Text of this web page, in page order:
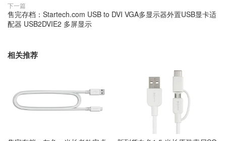
下一篇
售完存档：Startech.com USB to DVI VGA多显示器外置USB显卡适
配器 USB2DVIE2 多屏显示
相关推荐